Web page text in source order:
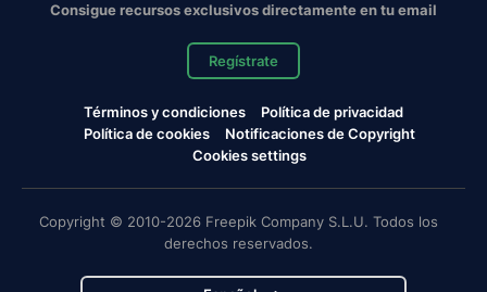
Consigue recursos exclusivos directamente en tu email
Regístrate
Términos y condiciones
Política de privacidad
Política de cookies
Notificaciones de Copyright
Cookies settings
Copyright © 2010-2026 Freepik Company S.L.U. Todos los
derechos reservados.